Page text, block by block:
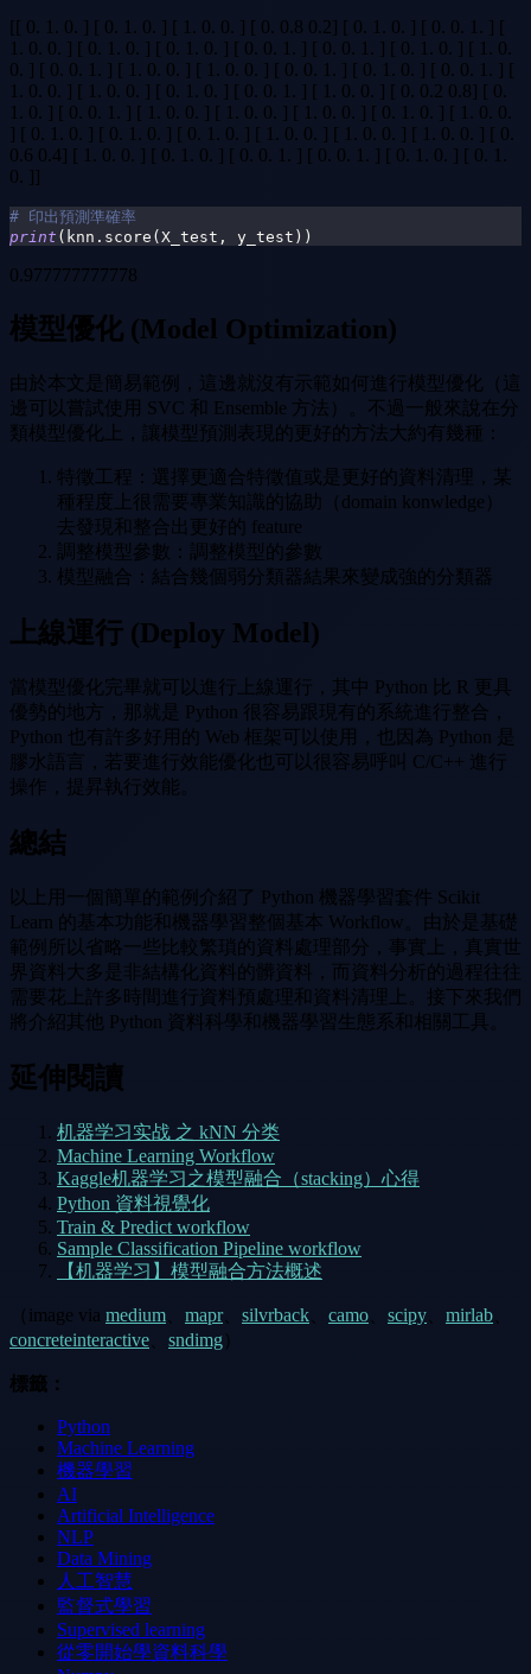
[[ 0. 1. 0. ] [ 0. 1. 0. ] [ 1. 0. 0. ] [ 0. 0.8 0.2] [ 0. 1. 0. ] [ 0. 0. 1. ] [
1. 0. 0. ] [ 0. 1. 0. ] [ 0. 1. 0. ] [ 0. 0. 1. ] [ 0. 0. 1. ] [ 0. 1. 0. ] [ 1. 0.
0. ] [ 0. 0. 1. ] [ 1. 0. 0. ] [ 1. 0. 0. ] [ 0. 0. 1. ] [ 0. 1. 0. ] [ 0. 0. 1. ] [
1. 0. 0. ] [ 1. 0. 0. ] [ 0. 1. 0. ] [ 0. 0. 1. ] [ 1. 0. 0. ] [ 0. 0.2 0.8] [ 0.
1. 0. ] [ 0. 0. 1. ] [ 1. 0. 0. ] [ 1. 0. 0. ] [ 1. 0. 0. ] [ 0. 1. 0. ] [ 1. 0. 0.
] [ 0. 1. 0. ] [ 0. 1. 0. ] [ 0. 1. 0. ] [ 1. 0. 0. ] [ 1. 0. 0. ] [ 1. 0. 0. ] [ 0.
0.6 0.4] [ 1. 0. 0. ] [ 0. 1. 0. ] [ 0. 0. 1. ] [ 0. 0. 1. ] [ 0. 1. 0. ] [ 0. 1.
0. ]]
# 印出預測準確率
print ( knn . score ( X_test , y_test ) )
0.977777777778
模型優化 (Model Optimization)
由於本文是簡易範例，這邊就沒有示範如何進行模型優化（這
邊可以嘗試使用 SVC 和 Ensemble 方法）。不過一般來說在分
類模型優化上，讓模型預測表現的更好的方法大約有幾種：
特徵工程：選擇更適合特徵值或是更好的資料清理，某
種程度上很需要專業知識的協助（domain konwledge）
去發現和整合出更好的 feature
調整模型參數：調整模型的參數
模型融合：結合幾個弱分類器結果來變成強的分類器
上線運行 (Deploy Model)
當模型優化完畢就可以進行上線運行，其中 Python 比 R 更具
優勢的地方，那就是 Python 很容易跟現有的系統進行整合，
Python 也有許多好用的 Web 框架可以使用，也因為 Python 是
膠水語言，若要進行效能優化也可以很容易呼叫 C/C++ 進行
操作，提昇執行效能。
總結
以上用一個簡單的範例介紹了 Python 機器學習套件 Scikit
Learn 的基本功能和機器學習整個基本 Workflow。由於是基礎
範例所以省略一些比較繁瑣的資料處理部分，事實上，真實世
界資料大多是非結構化資料的髒資料，而資料分析的過程往往
需要花上許多時間進行資料預處理和資料清理上。接下來我們
將介紹其他 Python 資料科學和機器學習生態系和相關工具。
延伸閱讀
机器学习实战 之 kNN 分类
Machine Learning Workflow
Kaggle机器学习之模型融合（stacking）心得
Python 資料視覺化
Train & Predict workflow
Sample Classification Pipeline workflow
【机器学习】模型融合方法概述
（image via medium mapr、 silvrback camo scipy mirlab
concreteinteractive
sndimg）
標籤：
Python
Machine Learning
機器學習
AI
Artificial Intelligence
NLP
Data Mining
人工智慧
監督式學習
Supervised learning
從零開始學資料科學